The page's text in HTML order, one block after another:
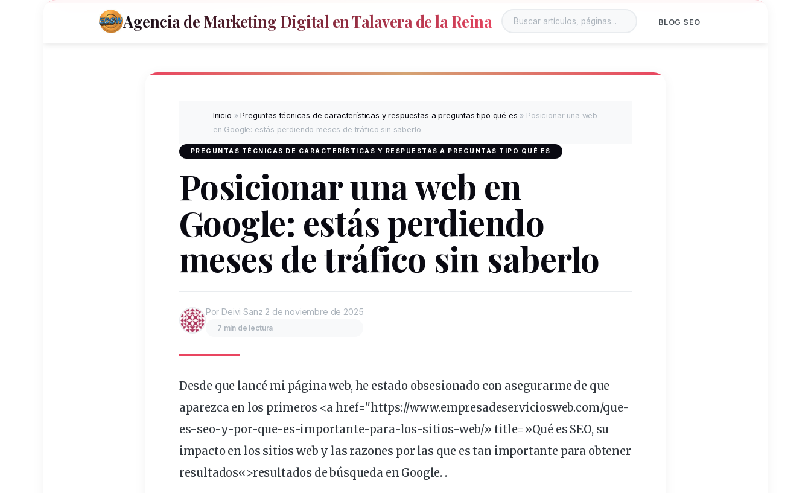
Agencia de Marketing Digital en Talavera de la Reina BLOG SEO
Inicio »Preguntas técnicas de características y respuestas a preguntas tipo qué es » Posicionar una web
en Google: estás perdiendo meses de tráfico sin saberlo
PREGUNTAS TÉCNICAS DE CARACTERÍSTICAS Y RESPUESTAS A PREGUNTAS TIPO QUÉ ES
Posicionar una web en
Google: estás perdiendo
meses de tráfico sin saberlo
Por Deivi Sanz 2 de noviembre de 2025
7 min de lectura
Desde que lancé mi páginaweb, he estado obsesionado con asegurarme de que
aparezca en los primeros <a href="https://www.empresadeserviciosweb.com/que-
es-seo-y-por-que-es-importante-para-los-sitios-web/» title=»Qué es SEO, su
impacto en los sitios web y las razones por las que es tan importante para obtener
resultados«>resultados debúsquedaen Google. .